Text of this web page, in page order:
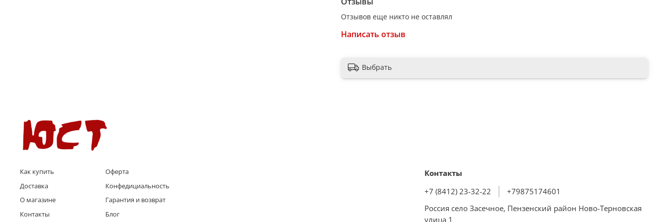
Отзывов еще никто не оставлял
Написать отзыв
Выбрать
Как купить
Доставка
О магазине
Контакты
Оферта
Конфедициальность
Гарантия и возврат
Блог
Контакты
+7 (8412) 23-32-22
+79875174601
Россия село Засечное, Пензенский район Ново-Терновская
улица 1